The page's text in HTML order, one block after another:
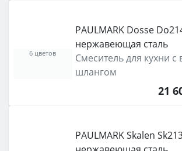
PAULMARK Dosse
нержавеющая сталь
Смеситель для кухни
шлангом
21
6 цветов
PAULMARK Skalen